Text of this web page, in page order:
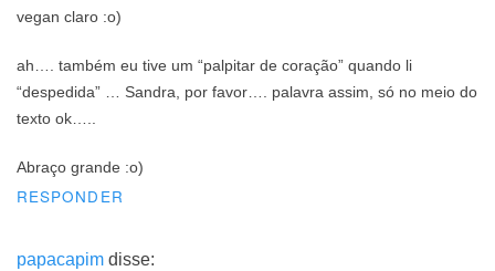
vegan claro :o)
ah…. também eu tive um “palpitar de coração” quando li
“despedida” … Sandra, por favor…. palavra assim, só no meio do
texto ok…..
Abraço grande :o)
RESPONDER
papacapim disse: